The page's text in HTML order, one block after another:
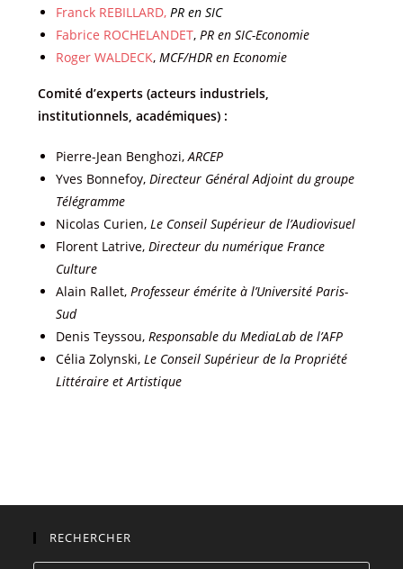
Franck REBILLARD,PR en SIC
Fabrice ROCHELANDET,PR en SIC-Economie
Roger WALDECK,MCF/HDR en Economie
Comité d’experts (acteurs industriels,
institutionnels, académiques) :
Pierre-Jean Benghozi,ARCEP
Yves Bonnefoy,Directeur Général Adjoint du groupe
Télégramme
Nicolas Curien,Le Conseil Supérieur de l’Audiovisuel
Florent Latrive,Directeur du numérique France
Culture
Alain Rallet,Professeur émérite à l’Université Paris-
Sud
Denis Teyssou,Responsable du MediaLab de l’AFP
Célia Zolynski,Le Conseil Supérieur de la Propriété
Littéraire et Artistique
RECHERCHER